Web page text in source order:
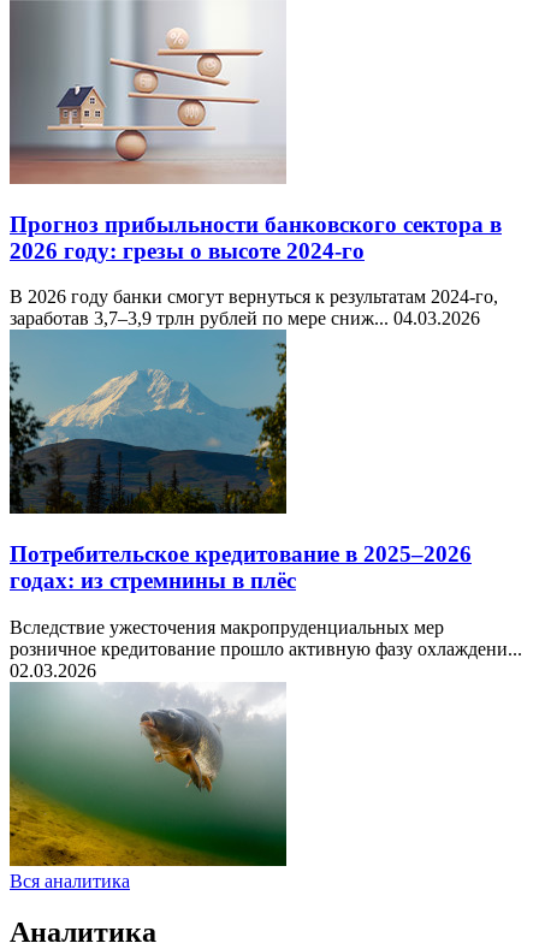
Прогноз прибыльности банковского сектора в
2026 году: грезы о высоте 2024-го
В 2026 году банки смогут вернуться к результатам 2024-го,
заработав 3,7–3,9 трлн рублей по мере сниж... 04.03.2026
Потребительское кредитование в 2025–2026
годах: из стремнины в плёс
Вследствие ужесточения макропруденциальных мер
розничное кредитование прошло активную фазу охлаждени...
02.03.2026
Вся аналитика
Аналитика